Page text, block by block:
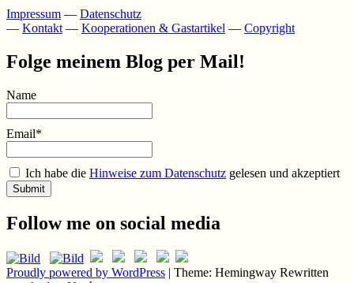
Impressum — Datenschutz
— Kontakt — Kooperationen & Gastartikel — Copyright
Folge meinem Blog per Mail!
Name
Email*
Ich habe die Hinweise zum Datenschutz gelesen und akzeptiert
Follow me on social media
Proudly powered by WordPress | Theme: Hemingway Rewritten